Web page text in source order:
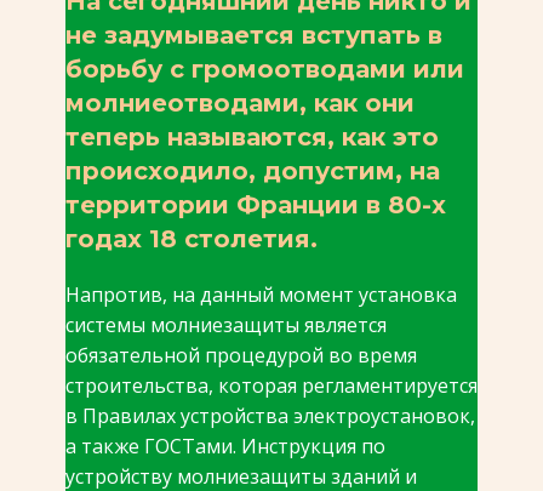
не задумывается вступать в
борьбу с громоотводами или
молниеотводами, как они
теперь называются, как это
происходило, допустим, на
территории Франции в 80-х
годах 18 столетия.
Напротив, на данный момент установка
системы молниезащиты является
обязательной процедурой во время
строительства, которая регламентируется
в Правилах устройства электроустановок,
а также ГОСТами. Инструкция по
устройству молниезащиты зданий и